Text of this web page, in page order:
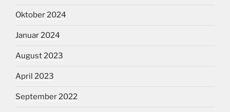
Oktober 2024
Januar 2024
August 2023
April 2023
September 2022